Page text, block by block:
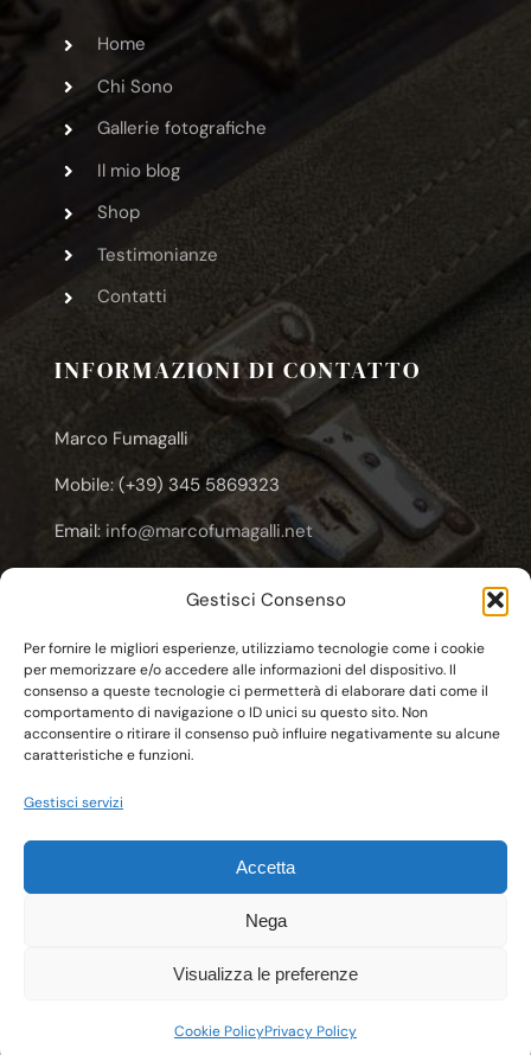
Gestisci Consenso
Per fornire le migliori esperienze, utilizziamo tecnologie come i cookie
per memorizzare e/o accedere alle informazioni del dispositivo. Il
consenso a queste tecnologie ci permetterà di elaborare dati come il
comportamento di navigazione o ID unici su questo sito. Non
acconsentire o ritirare il consenso può influire negativamente su alcune
caratteristiche e funzioni.
Gestisci servizi
Accetta
Nega
Visualizza le preferenze
Cookie PolicyPrivacy Policy
Home
Chi Sono
Gallerie fotografiche
Il mio blog
Shop
Testimonianze
Contatti
INFORMAZIONI DI CONTATTO
Marco Fumagalli
Mobile: (+39) 345 5869323
Email: info@marcofumagalli.net
© Copyright 2011 - 2026 | C.F. FMGMCG62E20F704T